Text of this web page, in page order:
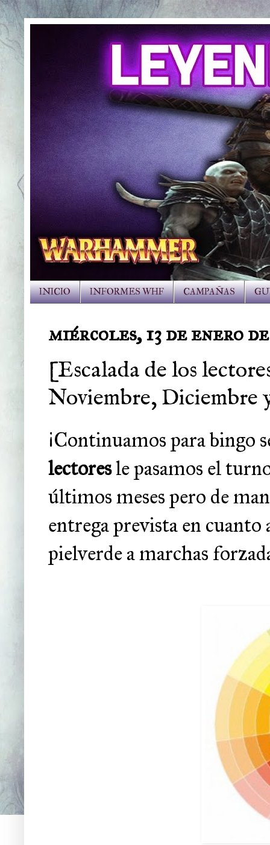
INICIO INFORMES WHF CAMPAÑAS
miércoles, 13 de enero
[Escalada de los
Noviembre, Diciembre
¡Continuamos para bingo
lectoresle pasamos el
últimos meses pero de
entrega prevista en cuanto
pielverde a marchas